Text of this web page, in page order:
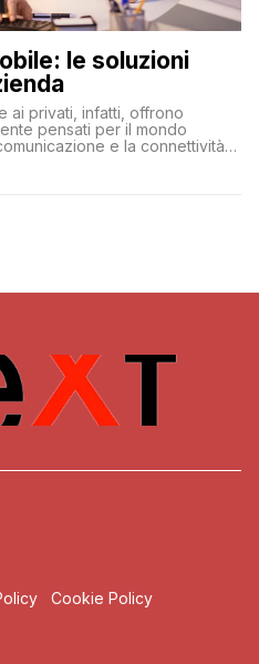
le soluzioni
ai privati, infatti, offrono
pensati per il mondo
e la connettività
Cookie Policy